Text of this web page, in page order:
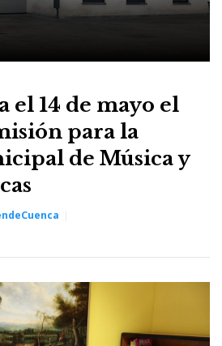
el 14 de mayo el
para la
de Música y